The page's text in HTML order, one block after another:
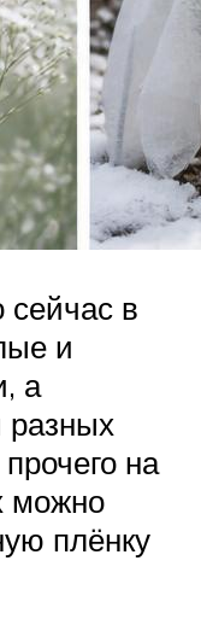
сейчас в
и
а
на
можно
плёнку